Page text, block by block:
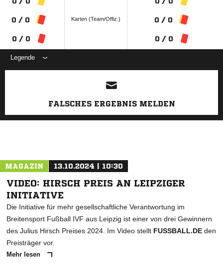
0 / 0
0 / 0
Karten (Team/Offiz.) 0 / 0
0 / 0
Legende
ANZEIGE
FALSCHES ERGEBNIS MELDEN
MAGAZIN 13.10.2024 | 10:30
VIDEO: HIRSCH PREIS AN LEIPZIGER
INITIATIVE
Die Initiative für mehr gesellschaftliche Verantwortung im
Breitensport Fußball IVF aus Leipzig ist einer von drei Gewinnern
des Julius Hirsch Preises 2024. Im Video stellt FUSSBALL.DE den
Preisträger vor.
Mehr lesen